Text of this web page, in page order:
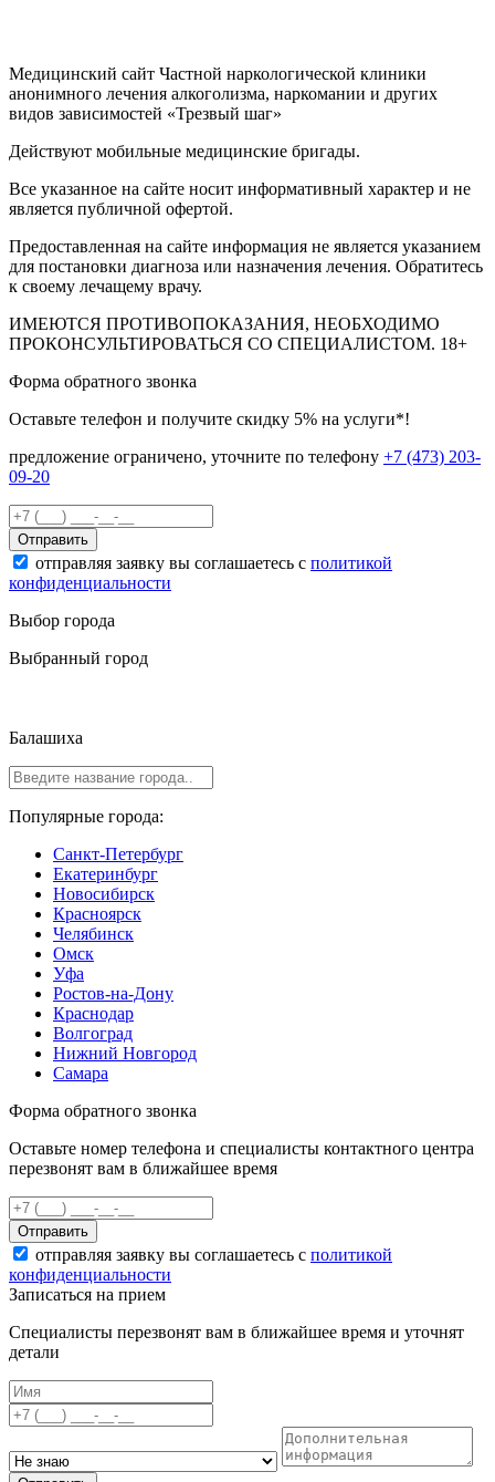
Медицинский сайт Частной наркологической клиники
анонимного лечения алкоголизма, наркомании и других
видов зависимостей «Трезвый шаг»
Действуют мобильные медицинские бригады.
Все указанное на сайте носит информативный характер и не
является публичной офертой.
Предоставленная на сайте информация не является указанием
для постановки диагноза или назначения лечения. Обратитесь
к своему лечащему врачу.
ИМЕЮТСЯ ПРОТИВОПОКАЗАНИЯ, НЕОБХОДИМО
ПРОКОНСУЛЬТИРОВАТЬСЯ СО СПЕЦИАЛИСТОМ. 18+
Форма обратного звонка
Оставьте телефон и получите скидку 5% на услуги*!
предложение ограничено, уточните по телефону +7 (473) 203-
09-20
Отправить
отправляя заявку вы соглашаетесь с политикой
конфиденциальности
Выбор города
Выбранный город
Балашиха
Популярные города:
Санкт-Петербург
Екатеринбург
Новосибирск
Красноярск
Челябинск
Омск
Уфа
Ростов-на-Дону
Краснодар
Волгоград
Нижний Новгород
Самара
Форма обратного звонка
Оставьте номер телефона и специалисты контактного центра
перезвонят вам в ближайшее время
Отправить
отправляя заявку вы соглашаетесь с политикой
конфиденциальности
Записаться на прием
Специалисты перезвонят вам в ближайшее время и уточнят
детали